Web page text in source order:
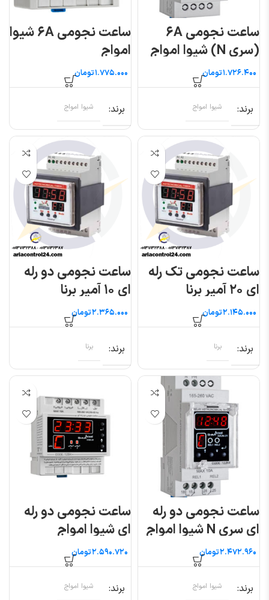
ساعت نجومی ۶A
(سری N) شیوا امواج
تومان
برند شیوا امواج
ساعت نجومی ۶A شیوا
امواج
تومان
برند شیوا امواج
ساعت نجومی تک رله
ای ۲۰ آمپر برنا
الکترونیک
تومان
برند برنا
ساعت نجومی دو رله
ای ۱۰ آمپر برنا
الکترونیک
تومان
برند برنا
ساعت نجومی دو رله
ای سری N شیوا امواج
تومان
برند شیوا امواج
ساعت نجومی دو رله
ای شیوا امواج
تومان
برند شیوا امواج